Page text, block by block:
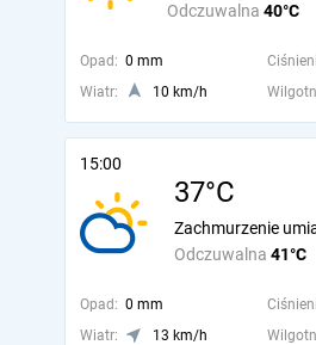
Odczuwalna 40°C
Opad: 0 mm
Wiatr:
10 km/h
15:00
37°C
Odczuwalna 41°C
Zachmurzenie
Opad: 0 mm
Wiatr:
13 km/h